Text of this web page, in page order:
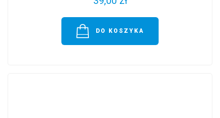
DO KOSZYKA